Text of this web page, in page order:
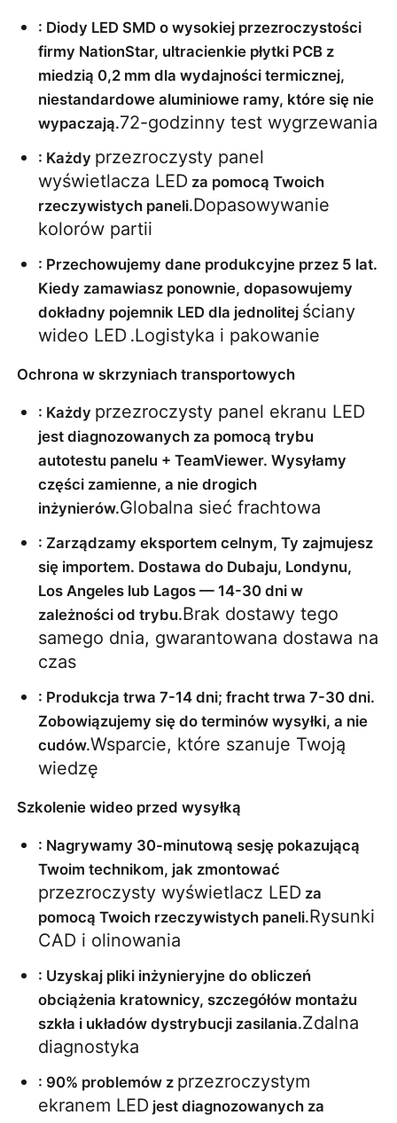
: Diody LED SMD o wysokiej przezroczystości
firmy NationStar, ultracienkie płytki PCB z
miedzią 0,2 mm dla wydajności termicznej,
niestandardowe aluminiowe ramy, które się nie
wypaczają.72-godzinny test wygrzewania
: Każdy przezroczysty panel
wyświetlacza LED za pomocą Twoich
rzeczywistych paneli.Dopasowywanie
kolorów partii
: Przechowujemy dane produkcyjne przez 5 lat.
Kiedy zamawiasz ponownie, dopasowujemy
dokładny pojemnik LED dla jednolitej ściany
wideo LED .Logistyka i pakowanie
Ochrona w skrzyniach transportowych
: Każdy przezroczysty panel ekranu LED
jest diagnozowanych za pomocą trybu
autotestu panelu + TeamViewer. Wysyłamy
części zamienne, a nie drogich
inżynierów.Globalna sieć frachtowa
: Zarządzamy eksportem celnym, Ty zajmujesz
się importem. Dostawa do Dubaju, Londynu,
Los Angeles lub Lagos — 14-30 dni w
zależności od trybu.Brak dostawy tego
samego dnia, gwarantowana dostawa na
czas
: Produkcja trwa 7-14 dni; fracht trwa 7-30 dni.
Zobowiązujemy się do terminów wysyłki, a nie
cudów.Wsparcie, które szanuje Twoją
wiedzę
Szkolenie wideo przed wysyłką
: Nagrywamy 30-minutową sesję pokazującą
przezroczysty wyświetlacz LED za
pomocą Twoich rzeczywistych paneli.Rysunki
CAD i olinowania
: Uzyskaj pliki inżynieryjne do obliczeń
obciążenia kratownicy, szczegółów montażu
szkła i układów dystrybucji zasilania.Zdalna
diagnostyka
: 90% problemów z przezroczystym
ekranem LED jest diagnozowanych za